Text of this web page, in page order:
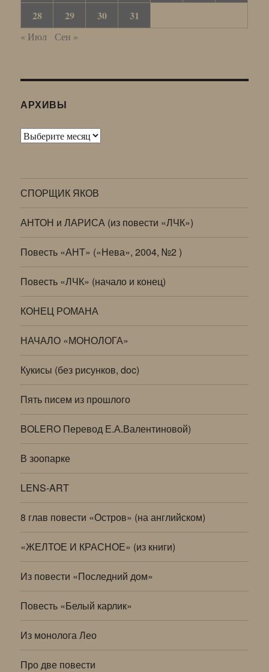
28
29 30 31
« Июл Сен »
АРХИВЫ
Архивы
СПОРЩИК ЯКОВ
АНТОН и ЛАРИСА (из повести «ЛЧК»)
Повесть «АНТ» («Нева», 2004, №2 )
Повесть «ЛЧК» (начало и конец)
КОНЕЦ РОМАНА
НАЧАЛО «МОНОЛОГА»
Кукисы (без рисунков, doc)
Пять писем из прошлого
BOLERO Перевод Е.А.Валентиновой)
В зоопарке
LENS-ART
8 глав повести «Остров» (на английском)
«ЖЕЛТОЕ И КРАСНОЕ» (из книги)
Из повести «Последний дом»
Повесть «Белый карлик»
Из монолога Лео
Про две повести